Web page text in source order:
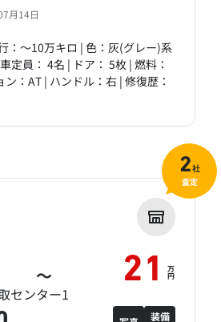
月14日
：～10万キロ | 色：灰(グレー)系
定員： 4名 | ドア： 5枚 | 燃料：
：AT | ハンドル：右 | 修復歴：
～ 21 万
円
センター1
装備
2社
査定